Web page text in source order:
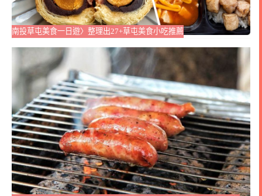
南投草屯美食一日遊〉整理出27+草屯美食小吃推薦